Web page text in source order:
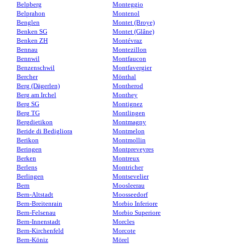
Belpberg
Belprahon
Benglen
Benken SG
Benken ZH
Bennau
Bennwil
Benzenschwil
Bercher
Berg (Dägerlen)
Berg am Irchel
Berg SG
Berg TG
Bergdietikon
Beride di Bedigliora
Berikon
Beringen
Berken
Berlens
Berlingen
Bern
Bern-Altstadt
Bern-Breitenrain
Bern-Felsenau
Bern-Innenstadt
Bern-Kirchenfeld
Bern-Köniz
Monteggio
Montenol
Montet (Broye)
Montet (Glâne)
Montévraz
Montezillon
Montfaucon
Montfavergier
Mönthal
Montherod
Monthey
Montignez
Montlingen
Montmagny
Montmelon
Montmollin
Montpreveyres
Montreux
Montricher
Montsevelier
Moosleerau
Moosseedorf
Morbio Inferiore
Morbio Superiore
Morcles
Morcote
Mörel